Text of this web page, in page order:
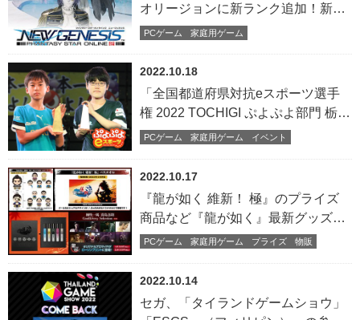
PCゲーム 家庭用ゲーム
オリージョンに新ランク追加！新AC
スクラッチも登場
2022.10.18
PCゲーム 家庭用ゲーム イベント
「全国都道府県対抗eスポーツ選手
権 2022 TOCHIGI ぷよぷよ部門 栃木
本大会」結果のお知らせ
2022.10.17
PCゲーム 家庭用ゲーム プライズ 物販
『龍が如く 維新！ 極』のプライズ
商品など『龍が如く』最新グッズを
発表！
2022.10.14
セガ、「タイランドゲームショウ」